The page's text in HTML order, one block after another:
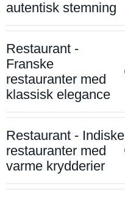
autentisk stemning
Restaurant -
Franske
restauranter med
klassisk elegance
Restaurant - Indiske
restauranter med
varme krydderier